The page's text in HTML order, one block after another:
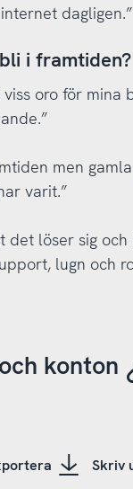
dagligen.”
i framtiden?
viss oro för mina
men
varit.”
det löser sig
lugn och
konton
Skriv